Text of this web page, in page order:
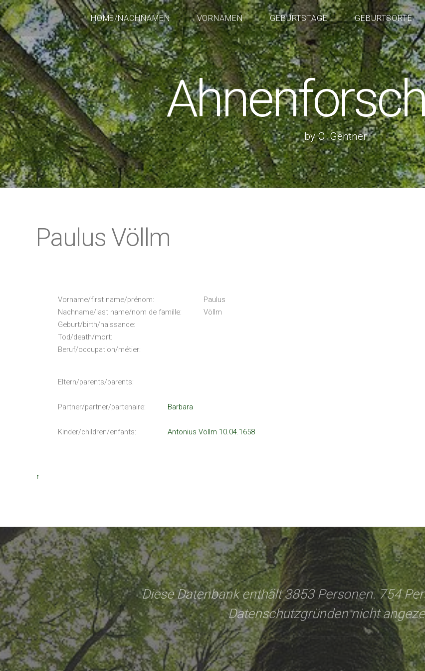
HOME/NACHNAMEN VORNAMEN GEBURTSTAGE GEBURTSORTE
by C. Gentner
Paulus Völlm
Vorname/first name/prénom:
Paulus
Nachname/last name/nom de famille:
Völlm
Geburt/birth/naissance:
Tod/death/mort:
Beruf/occupation/métier:
Eltern/parents/parents:
Partner/partner/partenaire: Barbara
Kinder/children/enfants: Antonius Völlm 10.04.1658
↑
Diese Datenbank enthält 3853 Personen. 754
Datenschutzgründen nicht